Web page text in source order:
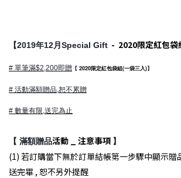
【2019年12月Special Gift - 2020限定紅包袋
# 單筆滿$2,200即贈 【 2020限定紅包袋組(一袋三入)】
# 活動滿額贈品,恕不累贈
# 數量有限,送完為止
【 滿額贈品活動 _ 注意事項 】
(1) 若訂購當下無於訂單結帳第一步驟中顯示贈
送完畢 , 恕不另外提醒